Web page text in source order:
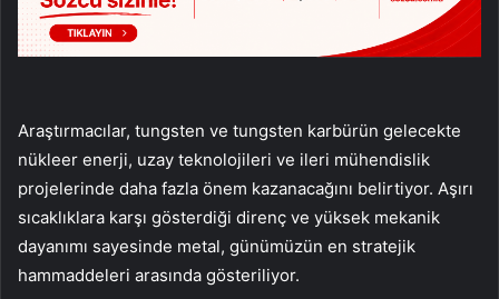
Araştırmacılar, tungsten ve tungsten karbürün gelecekte
nükleer enerji, uzay teknolojileri ve ileri mühendislik
projelerinde daha fazla önem kazanacağını belirtiyor. Aşırı
sıcaklıklara karşı gösterdiği direnç ve yüksek mekanik
dayanımı sayesinde metal, günümüzün en stratejik
hammaddeleri arasında gösteriliyor.